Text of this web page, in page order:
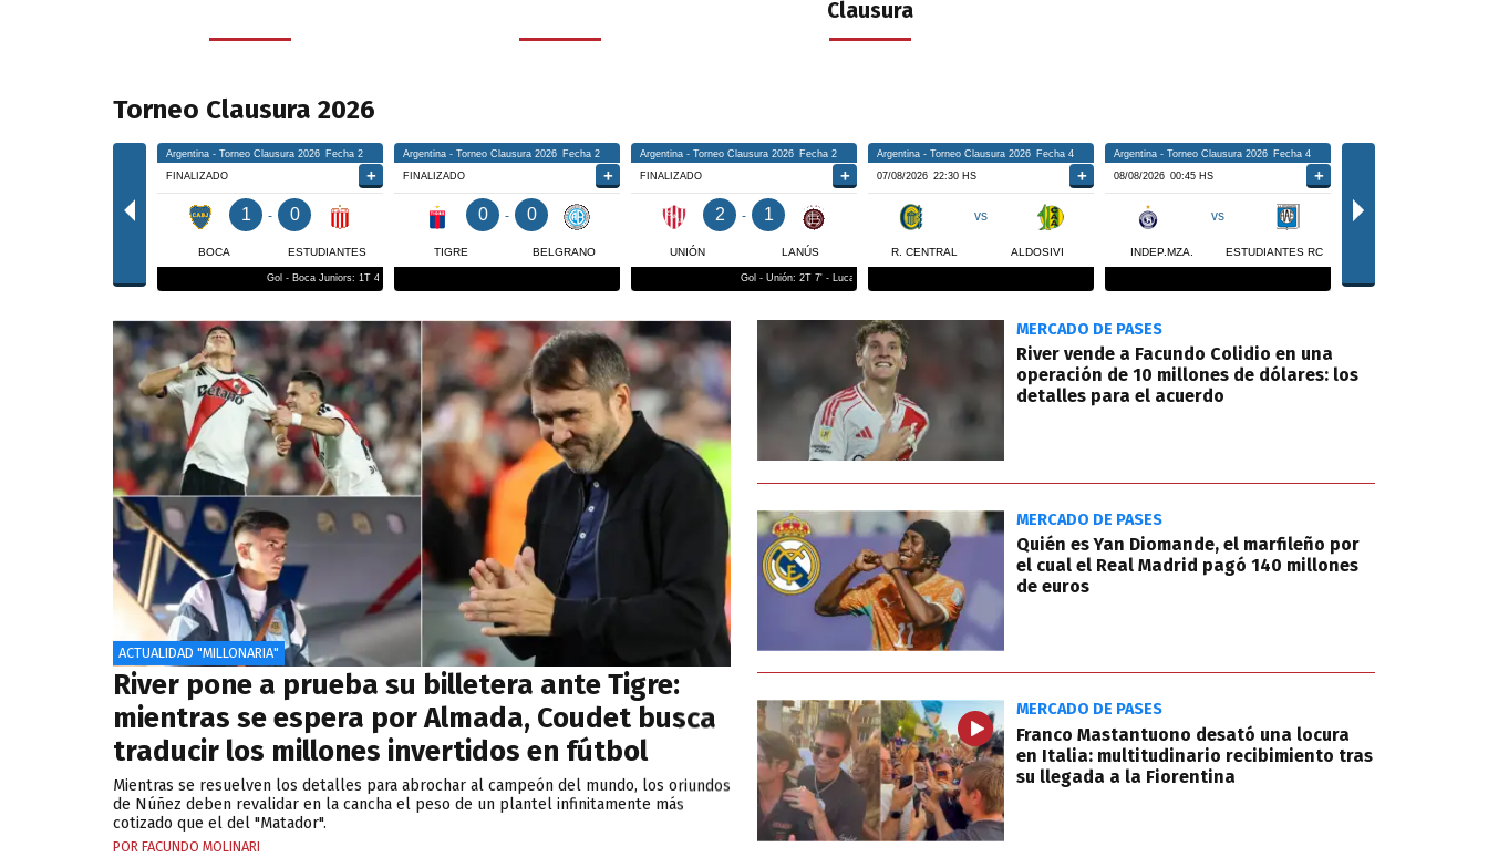
Clausura
Torneo Clausura 2026
ACTUALIDAD "MILLONARIA"
River pone a prueba su billetera ante Tigre:
mientras se espera por Almada, Coudet busca
traducir los millones invertidos en fútbol
Mientras se resuelven los detalles para abrochar al campeón del mundo, los oriundos
de Núñez deben revalidar en la cancha el peso de un plantel infinitamente más
cotizado que el del "Matador".
POR FACUNDO MOLINARI
MERCADO DE PASES
River vende a Facundo Colidio en una
operación de 10 millones de dólares: los
detalles para el acuerdo
MERCADO DE PASES
Quién es Yan Diomande, el marfileño por
el cual el Real Madrid pagó 140 millones
de euros
MERCADO DE PASES
Franco Mastantuono desató una locura
en Italia: multitudinario recibimiento tras
su llegada a la Fiorentina